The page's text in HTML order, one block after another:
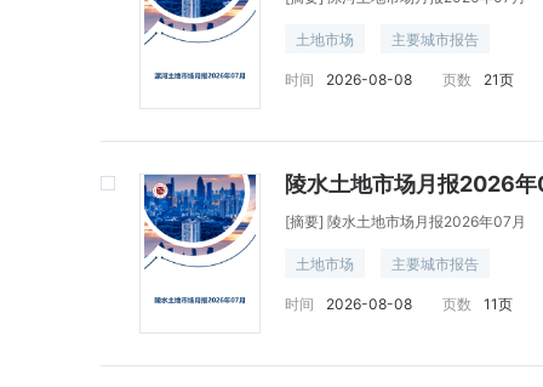
土地市场 主要城市报告
时间 2026-08-08 页数 21页
陵水土地市场月报2026
[摘要] 陵水土地市场月报2026年07月
土地市场 主要城市报告
时间 2026-08-08 页数 11页